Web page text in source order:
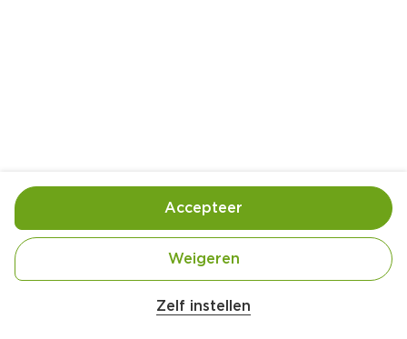
Ingrediënten Bereiding
Zelf instellen
Weigeren
Accepteer